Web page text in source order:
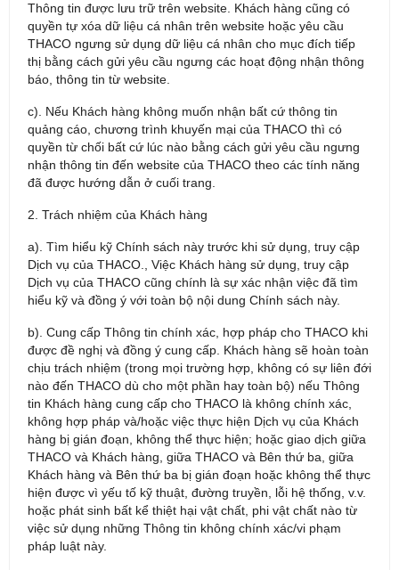
Thông tin được lưu trữ trên website. Khách hàng cũng có
quyền tự xóa dữ liệu cá nhân trên website hoặc yêu cầu
THACO ngưng sử dụng dữ liệu cá nhân cho mục đích tiếp
thị bằng cách gửi yêu cầu ngưng các hoạt động nhận thông
báo, thông tin từ website.
c). Nếu Khách hàng không muốn nhận bất cứ thông tin
quảng cáo, chương trình khuyến mại của THACO thì có
quyền từ chối bất cứ lúc nào bằng cách gửi yêu cầu ngưng
nhận thông tin đến website của THACO theo các tính năng
đã được hướng dẫn ở cuối trang.
2. Trách nhiệm của Khách hàng
a). Tìm hiểu kỹ Chính sách này trước khi sử dụng, truy cập
Dịch vụ của THACO., Việc Khách hàng sử dụng, truy cập
Dịch vụ của THACO cũng chính là sự xác nhận việc đã tìm
hiểu kỹ và đồng ý với toàn bộ nội dung Chính sách này.
b). Cung cấp Thông tin chính xác, hợp pháp cho THACO khi
được đề nghị và đồng ý cung cấp. Khách hàng sẽ hoàn toàn
chịu trách nhiệm (trong mọi trường hợp, không có sự liên đới
nào đến THACO dù cho một phần hay toàn bộ) nếu Thông
tin Khách hàng cung cấp cho THACO là không chính xác,
không hợp pháp và/hoặc việc thực hiện Dịch vụ của Khách
hàng bị gián đoạn, không thể thực hiện; hoặc giao dịch giữa
THACO và Khách hàng, giữa THACO và Bên thứ ba, giữa
Khách hàng và Bên thứ ba bị gián đoạn hoặc không thể thực
hiện được vì yếu tố kỹ thuật, đường truyền, lỗi hệ thống, v.v.
hoặc phát sinh bất kể thiệt hại vật chất, phi vật chất nào từ
việc sử dụng những Thông tin không chính xác/vi phạm
pháp luật này.